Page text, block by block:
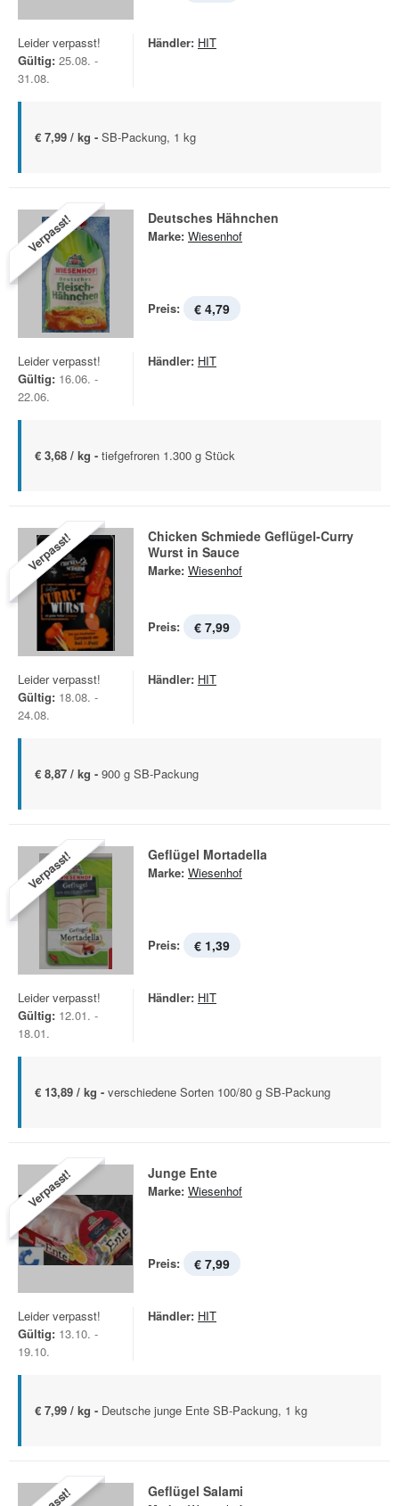
Leider verpasst!
Gültig: 25.08. -
31.08.
Händler: HIT
€ 7,99 / kg - SB-Packung, 1 kg
Verpasst! Deutsches Hähnchen
Marke: Wiesenhof
Preis: € 4,79
Leider verpasst!
Gültig: 16.06. -
22.06.
Händler: HIT
€ 3,68 / kg - tiefgefroren 1.300 g Stück
Verpasst!
Chicken Schmiede Geflügel-Curry
Wurst in Sauce
Marke: Wiesenhof
Preis: € 7,99
Leider verpasst!
Gültig: 18.08. -
24.08.
Händler: HIT
€ 8,87 / kg - 900 g SB-Packung
Verpasst! Geflügel Mortadella
Marke: Wiesenhof
Preis: € 1,39
Leider verpasst!
Gültig: 12.01. -
18.01.
Händler: HIT
€ 13,89 / kg - verschiedene Sorten 100/80 g SB-Packung
Verpasst! Junge Ente
Marke: Wiesenhof
Preis: € 7,99
Leider verpasst!
Gültig: 13.10. -
19.10.
Händler: HIT
€ 7,99 / kg - Deutsche junge Ente SB-Packung, 1 kg
Geflügel Salami